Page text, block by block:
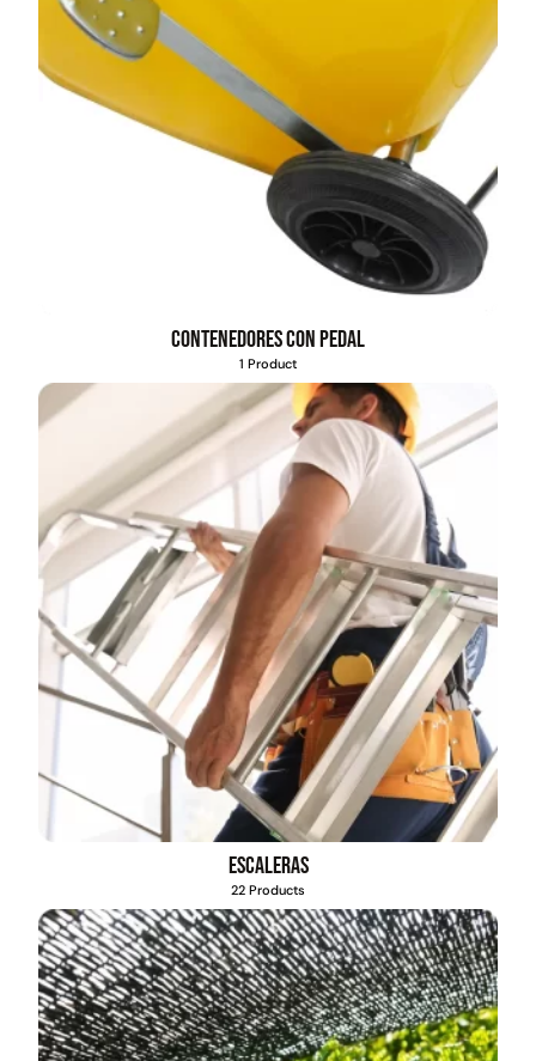
Contenedores con pedal
1 Product
Escaleras
22 Products